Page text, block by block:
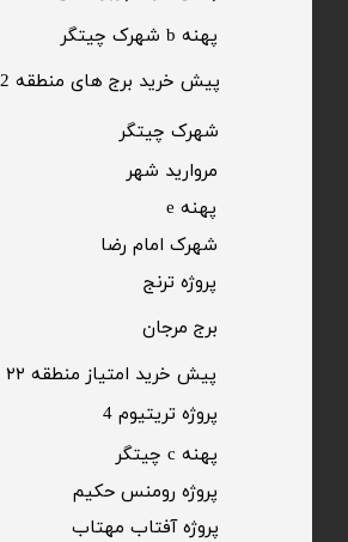
پیش خرید برج های منطقه 22
پهنه b شهرک چیتگر
​پروژه ترنج
​شهرک چیتگر
مروارید شهر​​​​​​​
شهرک امام رضا
پهنه e
برج مرجان
پیش خرید امتیاز منطقه ۲۲​​​​​​​
​پروژه آفتاب مهتاب
پروژه رومنس حکیم
پهنه c چیتگر
پروژه تریتیوم 4